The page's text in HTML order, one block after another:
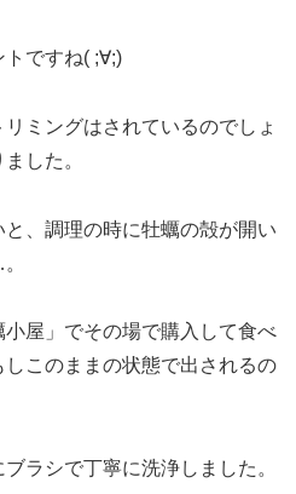
トですね( ;∀;)
ミングはされているのでしょ
した。
、調理の時に牡蠣の殻が開い
屋」でその場で購入して食べ
このままの状態で出されるの
ラシで丁寧に洗浄しました。